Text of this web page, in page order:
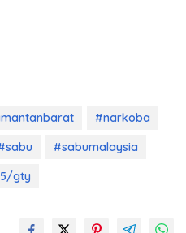
#narkoba
#sabumalaysia
gty